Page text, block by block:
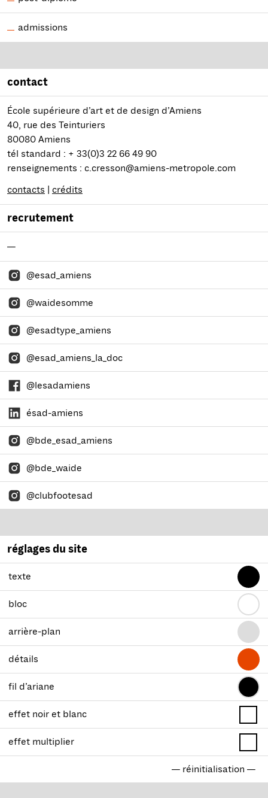
admissions
contact
École supérieure d’art et de design d’Amiens
40, rue des Teinturiers
80080 Amiens
tél standard : + 33(0)3 22 66 49 90
renseignements : c.cresson@amiens-metropole.com
contacts
crédits
recrutement
—
@esad_amiens
@waidesomme
@esadtype_amiens
@esad_amiens_la_doc
@lesadamiens
ésad-amiens
@bde_esad_amiens
@bde_waide
@clubfootesad
réglages du site
texte
bloc
arrière-plan
détails
fil d’ariane
effet noir et blanc
effet multiplier
— réinitialisation —